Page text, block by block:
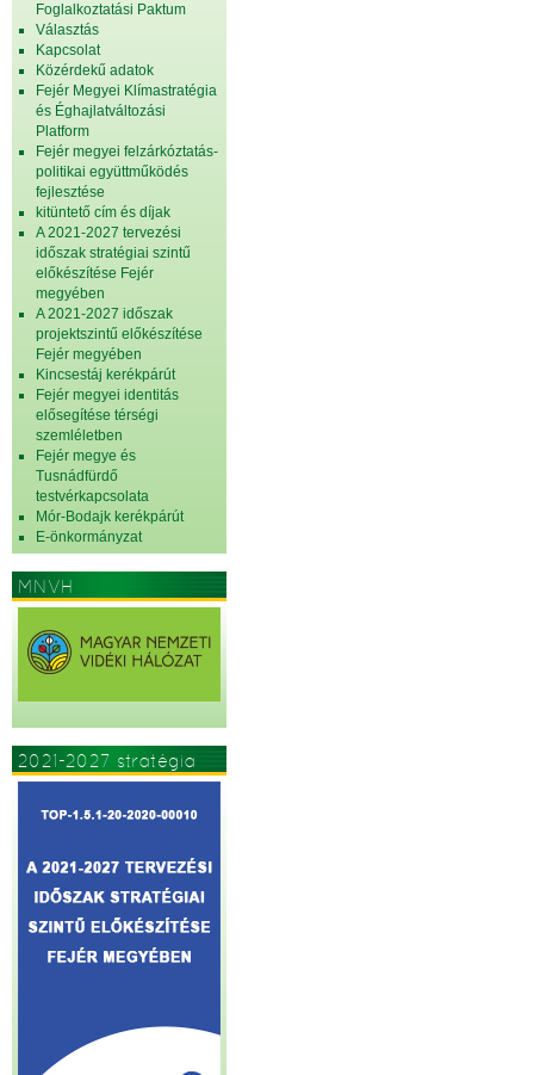
Foglalkoztatási Paktum
Választás
Kapcsolat
Közérdekű adatok
Fejér Megyei Klímastratégia
és Éghajlatváltozási
Platform
Fejér megyei felzárkóztatás-
politikai együttműködés
fejlesztése
kitüntető cím és díjak
A 2021-2027 tervezési
időszak stratégiai szintű
előkészítése Fejér
megyében
A 2021-2027 időszak
projektszintű előkészítése
Fejér megyében
Kincsestáj kerékpárút
Fejér megyei identitás
elősegítése térségi
szemléletben
Fejér megye és
Tusnádfürdő
testvérkapcsolata
Mór-Bodajk kerékpárút
E-önkormányzat
MNVH
2021-2027 stratégia